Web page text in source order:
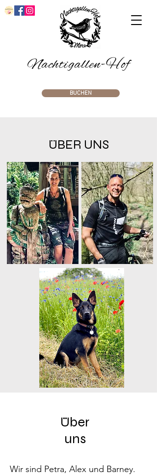
Nachtigallen-Hof
BUCHEN
ÜBER UNS
Über
uns
Wir sind Petra, Alex und Barney.